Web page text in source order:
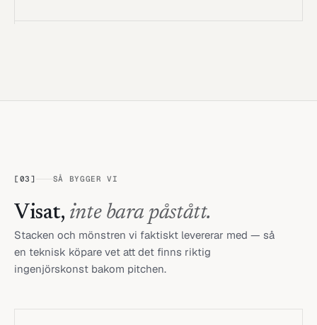
[ 03 ] SÅ BYGGER VI
Visat, inte bara påstått.
Stacken och mönstren vi faktiskt levererar med — så
en teknisk köpare vet att det finns riktig
ingenjörskonst bakom pitchen.